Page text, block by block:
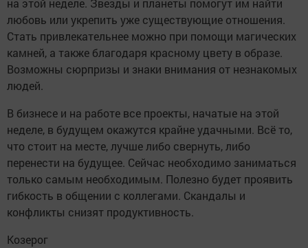
на этой неделе. Звезды и планеты помогут им найти
любовь или укрепить уже существующие отношения.
Стать привлекательнее можно при помощи магических
камней, а также благодаря красному цвету в образе.
Возможны сюрпризы и знаки внимания от незнакомых
людей.
В бизнесе и на работе все проекты, начатые на этой
неделе, в будущем окажутся крайне удачными. Всё то,
что стоит на месте, лучше либо свернуть, либо
перенести на будущее. Сейчас необходимо заниматься
только самым необходимым. Полезно будет проявить
гибкость в общении с коллегами. Скандалы и
конфликты снизят продуктивность.
Козерог